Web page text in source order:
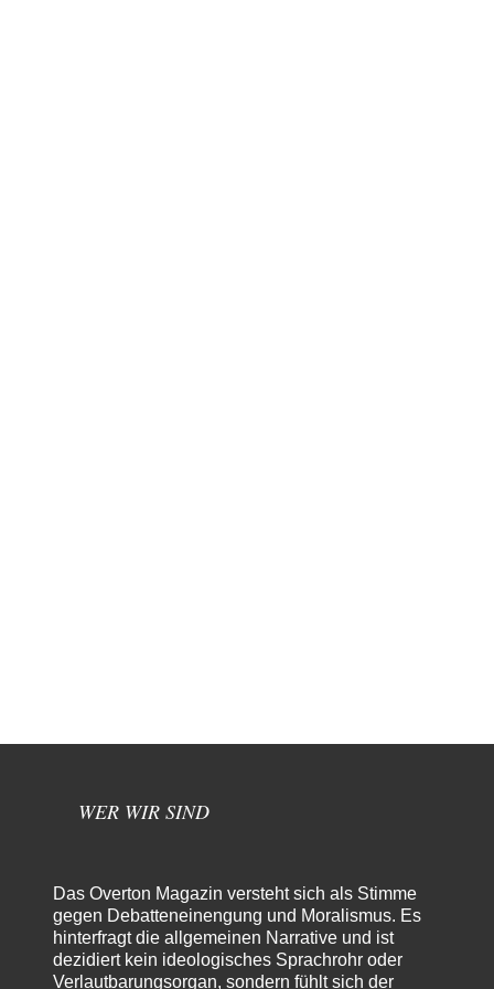
WER WIR SIND
Das Overton Magazin versteht sich als Stimme
gegen Debatteneinengung und Moralismus. Es
hinterfragt die allgemeinen Narrative und ist
dezidiert kein ideologisches Sprachrohr oder
Verlautbarungsorgan, sondern fühlt sich der